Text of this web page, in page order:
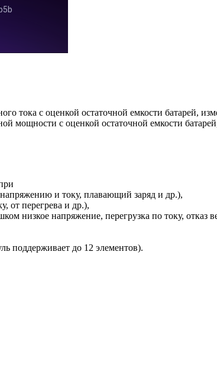
тока с оценкой остаточной емкости батарей,
мощности с оценкой остаточной емкости
и току, плавающий заряд и др.),
от перегрева и др.),
низкое напряжение, перегрузка по току, отказ
поддерживает до 12 элементов).